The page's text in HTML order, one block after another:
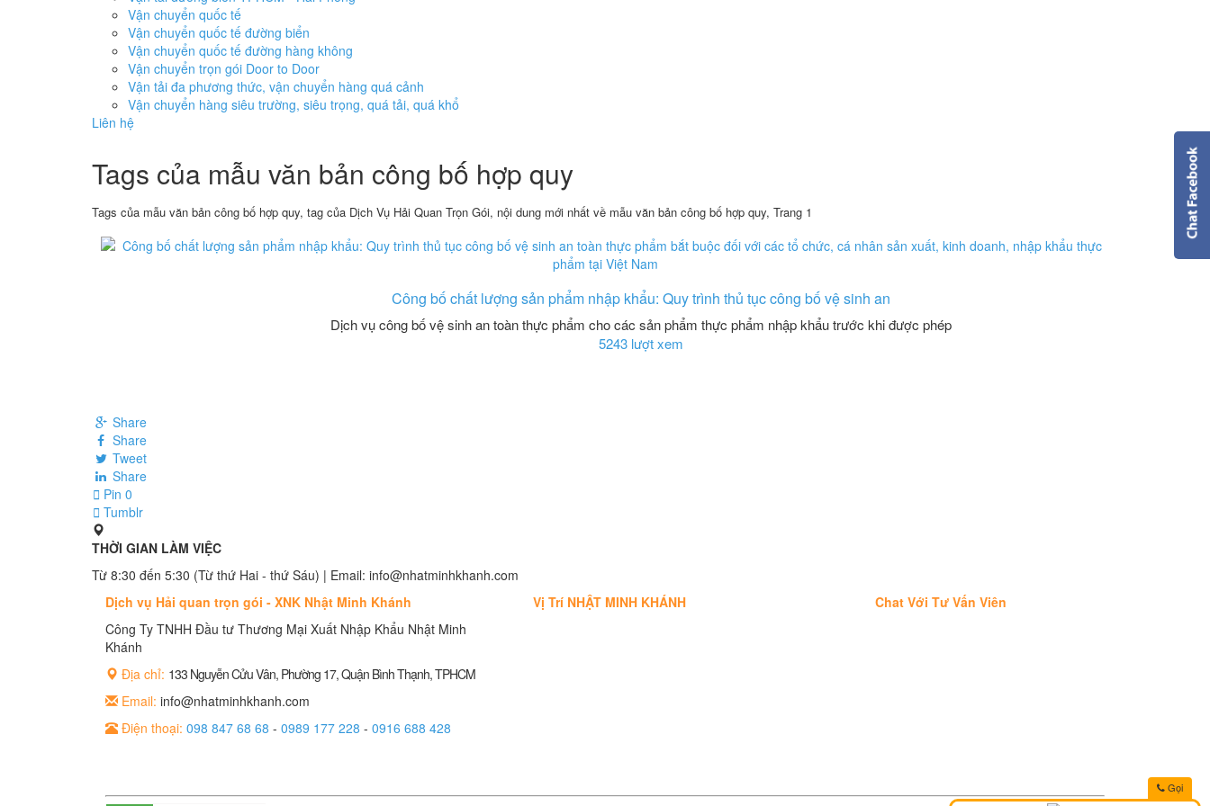
Vận chuyển quốc tế
Vận chuyển quốc tế đường biển
Vận chuyển quốc tế đường hàng không
Vận chuyển trọn gói Door to Door
Vận tải đa phương thức, vận chuyển hàng quá cảnh
Vận chuyển hàng siêu trường, siêu trọng, quá tải, quá khổ
Liên hệ
Tags của mẫu văn bản công bố hợp quy
Tags của mẫu văn bản công bố hợp quy, tag của Dịch Vụ Hải Quan Trọn Gói, nội dung mới nhất về mẫu văn bản công bố hợp quy, Trang 1
Công bố chất lượng sản phẩm nhập khẩu: Quy trình thủ tục công bố vệ sinh an
Dịch vụ công bố vệ sinh an toàn thực phẩm cho các sản phẩm thực phẩm nhập khẩu trước khi được phép
5243 lượt xem
Share
Share
Tweet
Share
Pin 0
Tumblr
THỜI GIAN LÀM VIỆC
Từ 8:30 đến 5:30 (Từ thứ Hai - thứ Sáu) | Email: info@nhatminhkhanh.com
Dịch vụ Hải quan trọn gói - XNK Nhật Minh Khánh
Công Ty TNHH Đầu tư Thương Mại Xuất Nhập Khẩu Nhật Minh
Khánh
Địa chỉ: 133 Nguyễn Cửu Vân, Phường 17, Quận Bình Thạnh, TPHCM
Email: info@nhatminhkhanh.com
Điện thoại: 098 847 68 68 - 0989 177 228 - 0916 688 428
Vị Trí NHẬT MINH KHÁNH Chat Với Tư Vấn Viên
Gọi